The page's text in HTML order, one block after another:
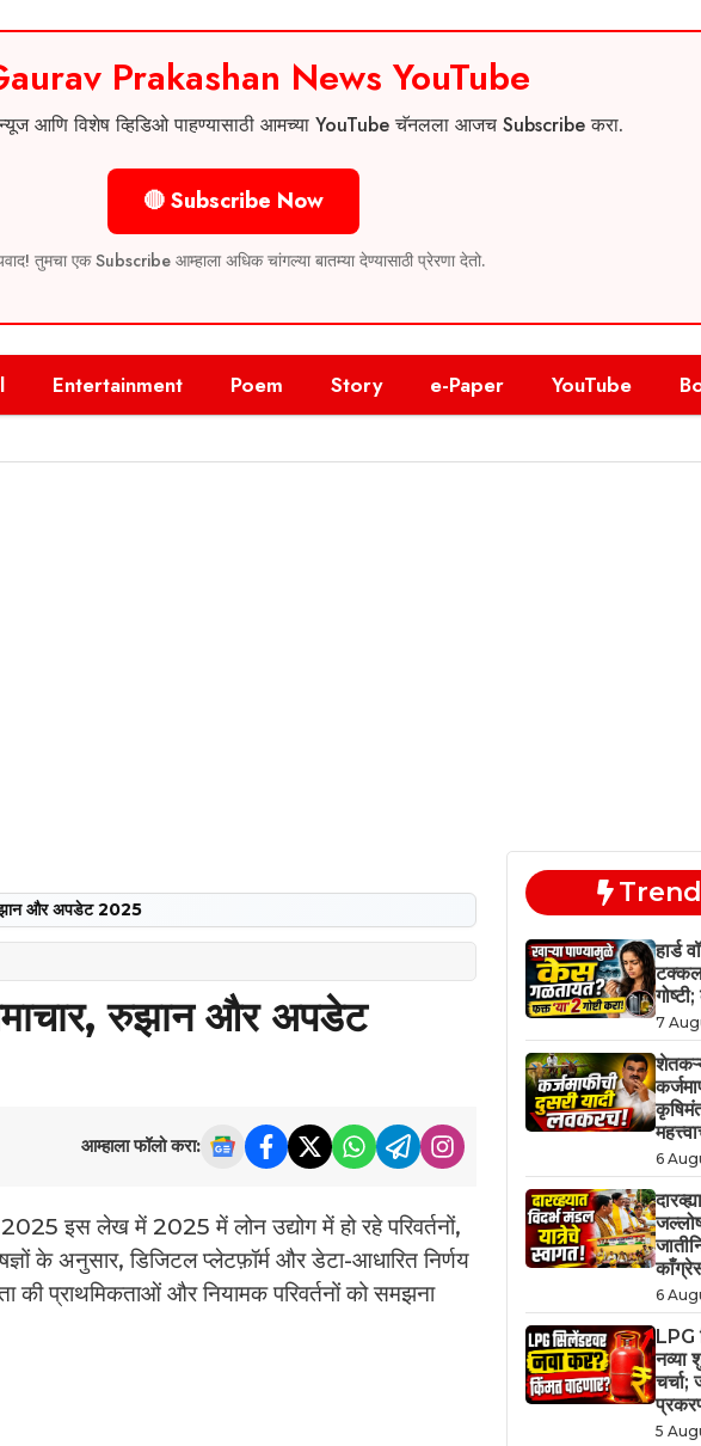
Prakashan News YouTube
न्यूज आणि विशेष व्हिडिओ पाहण्यासाठी आमच्या YouTube चॅनलला आजच Subscribe करा.
🔴 Subscribe Now
तुमचा एक Subscribe आम्हाला अधिक चांगल्या बातम्या देण्यासाठी प्रेरणा देतो.
Entertainment Poem Story e-Paper YouTube
और अपडेट 2025
रुझान और अपडेट
आम्हाला फॉलो करा:
इस लेख में 2025 में लोन उद्योग में हो रहे परिवर्तनों,
के अनुसार, डिजिटल प्लेटफ़ॉर्म और डेटा-आधारित निर्णय
की प्राथमिकताओं और नियामक परिवर्तनों को समझना
हार्ड
टक्कल
7
6
6
LPG
नव्या
5